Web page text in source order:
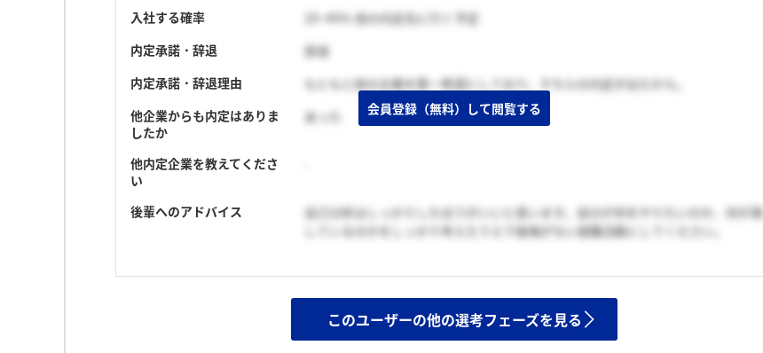
入社する確率
20~40% 他の内定先に行く予定
内定承諾・辞退
辞退
内定承諾・辞退理由
もともと他の企業を第一希望にしており、そちらの内定が出たから。
他企業からも内定はありま
したか
あった
他内定企業を教えてくださ
い
後輩へのアドバイス
自己分析はしっかりしたほうがいいと思います。自分が何をやりたいのか、何が適
しているのかをしっかり考えたうえで後悔がない就職活動にしてください。
会員登録（無料）して閲覧する
このユーザーの他の選考フェーズを見る